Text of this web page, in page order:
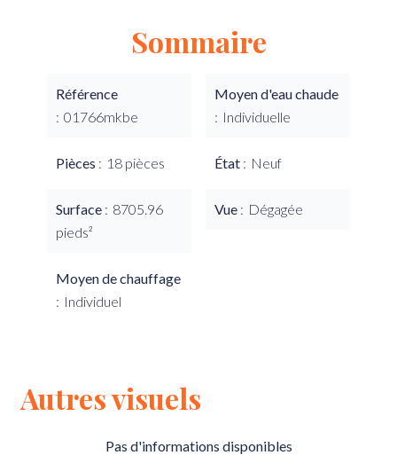
Sommaire
Référence
01766mkbe
Pièces 18 pièces
Surface
8705.96
pieds²
Moyen de chauffage
Individuel
Moyen d'eau chaude
Individuelle
État Neuf
Vue Dégagée
Autres visuels
Pas d'informations disponibles